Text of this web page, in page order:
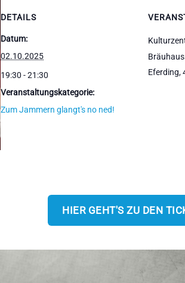
DETAILS
Datum:
02.10.2025
19:30 - 21:30
Veranstaltungskategorie:
Zum Jammern glangt's no ned!
Eferding,
HIER GEHT'S ZU DEN